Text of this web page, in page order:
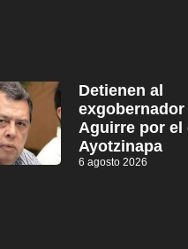
Detienen al
exgobernador
Aguirre por el
Ayotzinapa
6 agosto 2026